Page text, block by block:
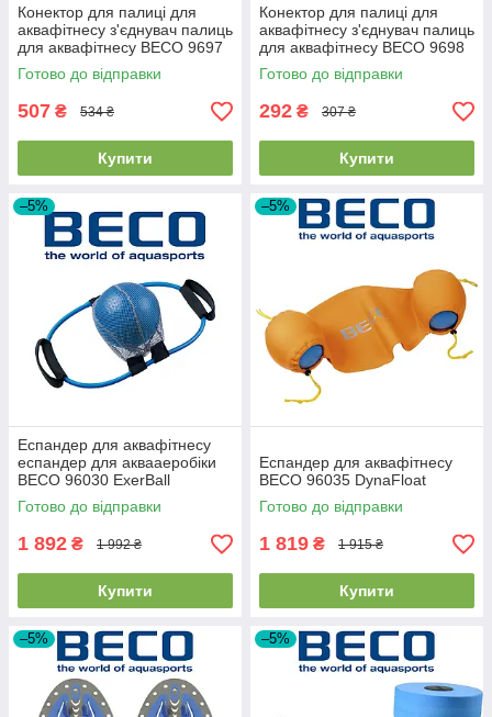
Конектор для палиці для
аквафітнесу з'єднувач палиць
для аквафітнесу BECO 9697
6 отворів
Готово до відправки
507 ₴ 534 ₴
Купити
Конектор для палиці для
аквафітнесу з'єднувач палиць
для аквафітнесу BECO 9698
4 отвори
Готово до відправки
292 ₴ 307 ₴
Купити
–5%
Еспандер для аквафітнесу
еспандер для аквааеробіки
BECO 96030 ExerBall
Готово до відправки
1 892 ₴ 1 992 ₴
Купити
–5%
Еспандер для аквафітнесу
BECO 96035 DynaFloat
Готово до відправки
1 819 ₴ 1 915 ₴
Купити
–5% –5%